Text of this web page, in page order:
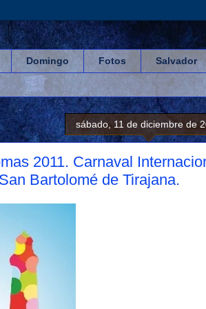
Domingo Fotos Salvador
sábado, 11 de diciembre de
2011. Carnaval
Bartolomé de Tirajana.